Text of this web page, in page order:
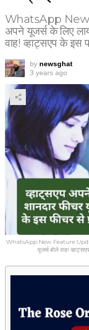
WhatsApp New
अपने यूजर्स के लिए
वाह! व्हाट्सएप के इस
by newsghat
3 years ago
WhatsApp New Feature
यूजर्स बोले वाह!